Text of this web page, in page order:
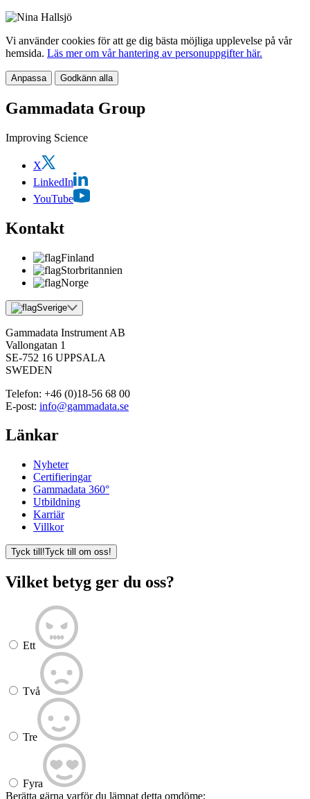
Vi använder cookies för att ge dig bästa möjliga upplevelse på vår
hemsida. Läs mer om vår hantering av personuppgifter här.
Anpassa Godkänn alla
Gammadata Group
Improving Science
X
LinkedIn
YouTube
Kontakt
Finland
Storbritannien
Norge
Sverige
Gammadata Instrument AB
Vallongatan 1
SE-752 16 UPPSALA
SWEDEN
Telefon: +46 (0)18-56 68 00
E-post: info@gammadata.se
Länkar
Nyheter
Certifieringar
Gammadata 360°
Utbildning
Karriär
Villkor
Tyck till!Tyck till om oss!
Vilket betyg ger du oss?
Ett
Två
Tre
Fyra
Berätta gärna varför du lämnat detta omdöme: